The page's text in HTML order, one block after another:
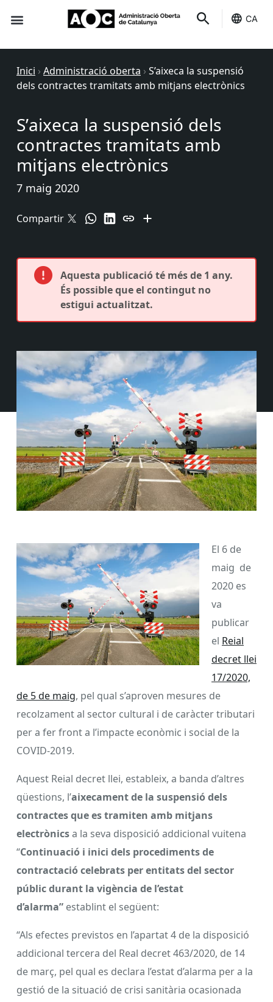
CA
Inici › Administració oberta › S’aixeca la suspensió
dels contractes tramitats amb mitjans electrònics
S’aixeca la suspensió dels
contractes tramitats amb
mitjans electrònics
7 maig 2020
Compartir
Aquesta publicació té més de 1 any.
És possible que el contingut no
estigui actualitzat.
El 6 de
maig de
2020 es
va
publicar
el Reial
decret llei
17/2020,
de 5 de maig, pel qual s’aproven mesures de
recolzament al sector cultural i de caràcter tributari
per a fer front a l’impacte econòmic i social de la
COVID-2019.
Aquest Reial decret llei, estableix, a banda d’altres
qüestions, l’aixecament de la suspensió dels
contractes que es tramiten amb mitjans
electrònicsa la seva disposició addicional vuitena
“Continuació i inici dels procediments de
contractació celebrats per entitats del sector
públic durant la vigència de l’estat
d’alarma” establint el següent:
“Als efectes previstos en l’apartat 4 de la disposició
addicional tercera del Real decret 463/2020, de 14
de març, pel qual es declara l’estat d’alarma per a la
gestió de la situació de crisi sanitària ocasionada